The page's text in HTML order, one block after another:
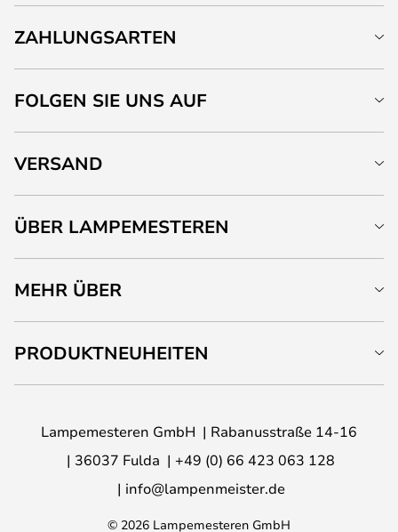
ZAHLUNGSARTEN
FOLGEN SIE UNS AUF
VERSAND
ÜBER LAMPEMESTEREN
MEHR ÜBER
PRODUKTNEUHEITEN
Lampemesteren GmbH
Rabanusstraße 14-16
36037 Fulda
+49 (0) 66 423 063 128
info@lampenmeister.de
© 2026 Lampemesteren GmbH